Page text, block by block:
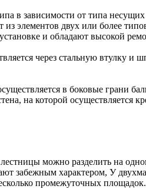
в зависимости от типа
элементов двух или более
и обладают высокой
через стальную втулку и
в боковые грани
на которой осуществляется
можно разделить на
забежным характером, У
промежуточных площадок.